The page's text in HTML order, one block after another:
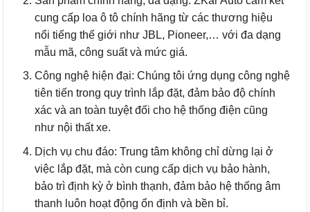
cung cấp loa ô tô chính hãng từ các thương hiệu
nổi tiếng thế giới như JBL, Pioneer,… với đa dạng
mẫu mã, công suất và mức giá.
Công nghệ hiện đại: Chúng tôi ứng dụng công nghệ
tiên tiến trong quy trình lắp đặt, đảm bảo độ chính
xác và an toàn tuyệt đối cho hệ thống điện cũng
như nội thất xe.
Dịch vụ chu đáo: Trung tâm không chỉ dừng lại ở
việc lắp đặt, mà còn cung cấp dịch vụ bảo hành,
bảo trì định kỳ ở bình thạnh, đảm bảo hệ thống âm
thanh luôn hoạt động ổn định và bền bỉ.